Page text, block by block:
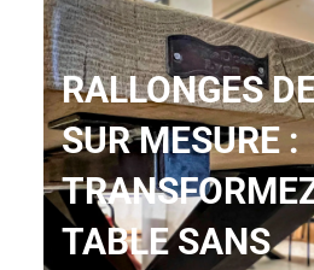
RALLONGES
SUR MESURE :
TABLE SANS